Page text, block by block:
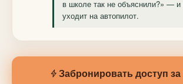
в школе так не объяснили?» — и
уходит на автопилот.
Забронировать доступ за